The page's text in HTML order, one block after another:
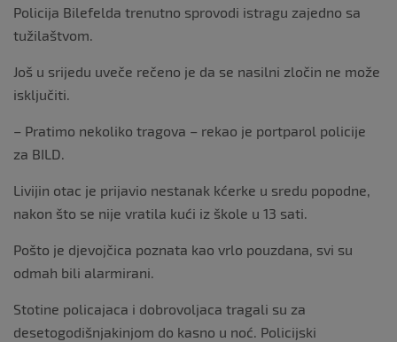
Policija Bilefelda trenutno sprovodi istragu zajedno sa
tužilaštvom.
Još u srijedu uveče rečeno je da se nasilni zločin ne može
isključiti.
– Pratimo nekoliko tragova – rekao je portparol policije
za BILD.
Livijin otac je prijavio nestanak kćerke u sredu popodne,
nakon što se nije vratila kući iz škole u 13 sati.
Pošto je djevojčica poznata kao vrlo pouzdana, svi su
odmah bili alarmirani.
Stotine policajaca i dobrovoljaca tragali su za
desetogodišnjakinjom do kasno u noć. Policijski